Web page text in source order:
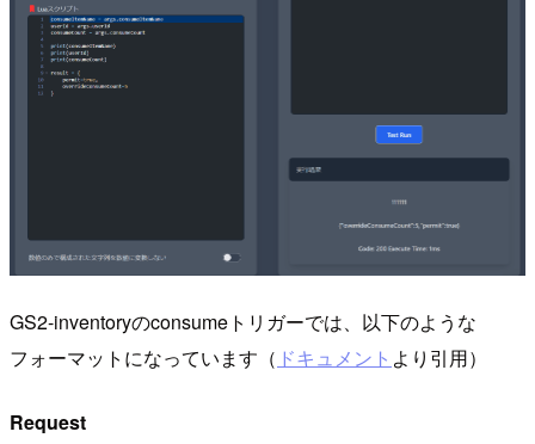
GS2-inventoryのconsumeトリガーでは、以下のような
フォーマットになっています（ ドキュメント より引用）
Request